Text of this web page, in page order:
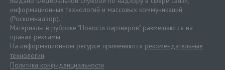
информационных технологий и массовых коммуникаций
(Роскомнадзор).
Материалы в рубрике "Новости партнеров" размещаются на
правах рекламы.
На информационном ресурсе применяются рекомендательные
технологии.
Политика конфиденциальности